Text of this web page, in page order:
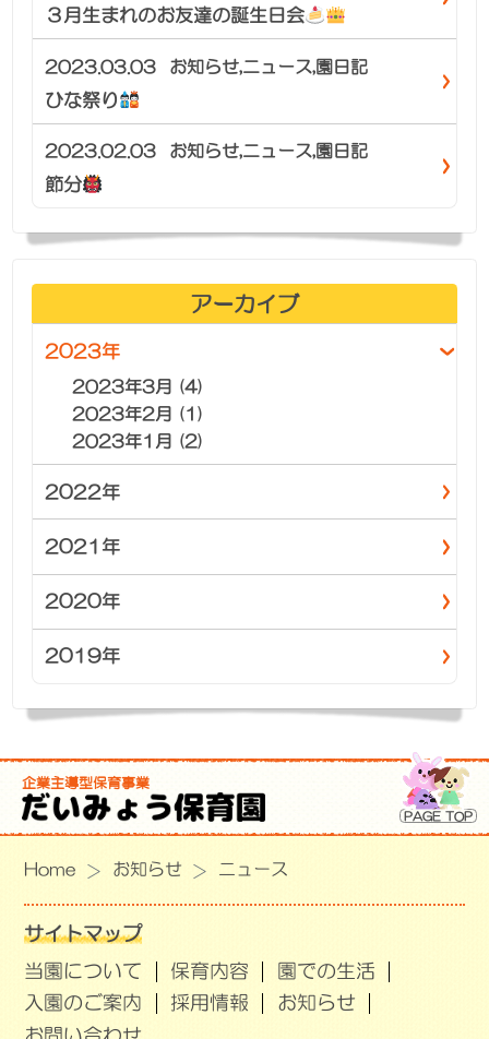
３月生まれのお友達の誕生日会
2023.03.03 お知らせ,ニュース,園日記
ひな祭り
2023.02.03 お知らせ,ニュース,園日記
節分
アーカイブ
2023年
2023年3月 (4)
2023年2月 (1)
2023年1月 (2)
2022年
2021年
2020年
2019年
企業主導型保育事業
PAGE TOP
Home お知らせ ニュース
サイトマップ
当園について
保育内容
園での生活
入園のご案内
採用情報
お知らせ